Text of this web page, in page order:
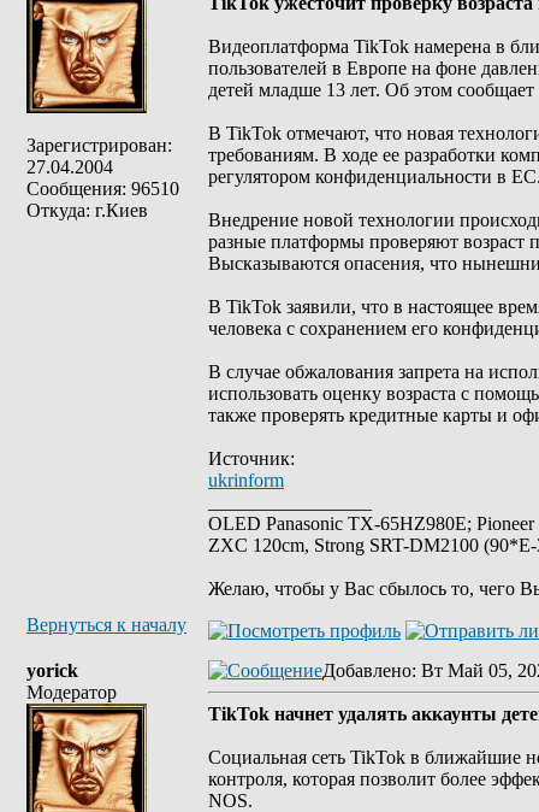
Зарегистрирован:
27.04.2004
Сообщения: 96510
Откуда: г.Киев
Видеоплатформа TikTok намерена в
пользователей в Европе на фоне
детей младше 13 лет. Об этом сообщает
В TikTok отмечают, что новая
требованиям. В ходе ее разработки
регулятором конфиденциальности в
Внедрение новой технологии
разные платформы проверяют возраст
Высказываются опасения, что
В TikTok заявили, что в настоящее
человека с сохранением его
В случае обжалования запрета на
использовать оценку возраста с
также проверять кредитные карты и
Источник:
ukrinform
OLED Panasonic TX-65HZ980E;
ZXC 120cm, Strong SRT-DM2100
Желаю, чтобы у Вас сбылось то, чего
Вернуться к началу
yorick
Модератор
Добавлено: Вт Май 05,
TikTok начнет удалять аккаунты
Социальная сеть TikTok в ближайшие
контроля, которая позволит более
NOS.